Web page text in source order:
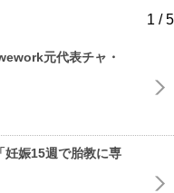
1 / 5
元代表チャ・
娠15週で胎教に専